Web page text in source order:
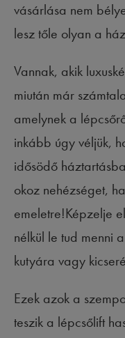
vásárlása nem
lesz tőle olyan a
Vannak, akik
miután már
amelynek a
inkább úgy véljük,
idősödő
okoz nehézséget,
emeletre!Képzelje
nélkül le tud menni
kutyára vagy
Ezek azok a
teszik a lépcsőlift